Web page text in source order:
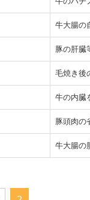
牛大腸の
豚の肝臓
毛焼き後
牛の内臓
豚頭肉の
牛大腸の